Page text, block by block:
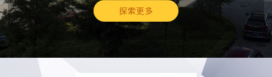
探索更多